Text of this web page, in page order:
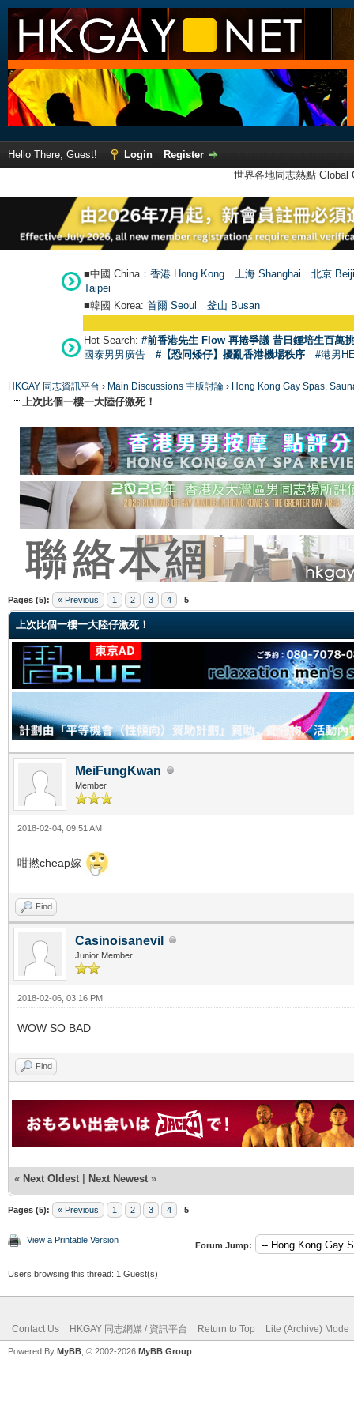
Hello There, Guest! Login
Register
世界各地同志熱點
■中國 China： 香港 Hong Kong 上海 Shanghai
北京
Taipei
■韓國 Korea: 首爾 Seoul 釜山 Busan
Hot Search: #前香港先生 Flow 再捲爭議 昔日鍾培生百萬
國泰男男廣告
#【恐同矮仔】擾亂香港機場秩序 #港男
HKGAY 同志資訊平台 › Main Discussions 主版討論 › Hong Kong Gay Spas,
上次比個一樓一大陸仔激死！
Pages (5): « Previous 1 2 3 4 5
上次比個一樓一大陸仔激死！
MeiFungKwan
Member
2018-02-04, 09:51 AM
咁撚cheap嫁
Find
Casinoisanevil
Junior Member
2018-02-06, 03:16 PM
WOW SO BAD
Find
« Next Oldest | Next Newest »
Pages (5): « Previous 1 2 3 4 5
View a Printable Version
Forum Jump:
Users browsing this thread: 1 Guest(s)
Contact Us HKGAY 同志網媒 / 資訊平台 Return to Top Lite (Archive) Mode
Powered By MyBB , © 2002-2026 MyBB Group